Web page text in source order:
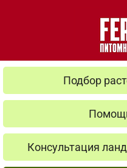
Подбор
Консультация